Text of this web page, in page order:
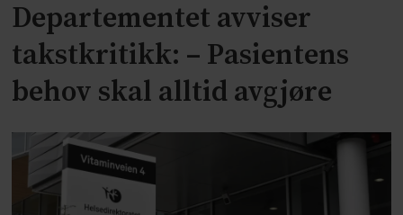
Departementet avviser
takstkritikk: – Pasientens
behov skal alltid avgjøre